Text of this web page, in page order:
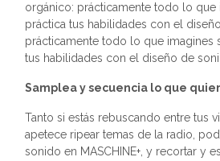
orgánico: prácticamente todo lo que
práctica tus habilidades con el
prácticamente todo lo que imagines
tus habilidades con el diseño de
Samplea y secuencia lo que
Tanto si estás rebuscando entre tus
apetece ripear temas de la radio,
sonido en MASCHINE+, y recortar y